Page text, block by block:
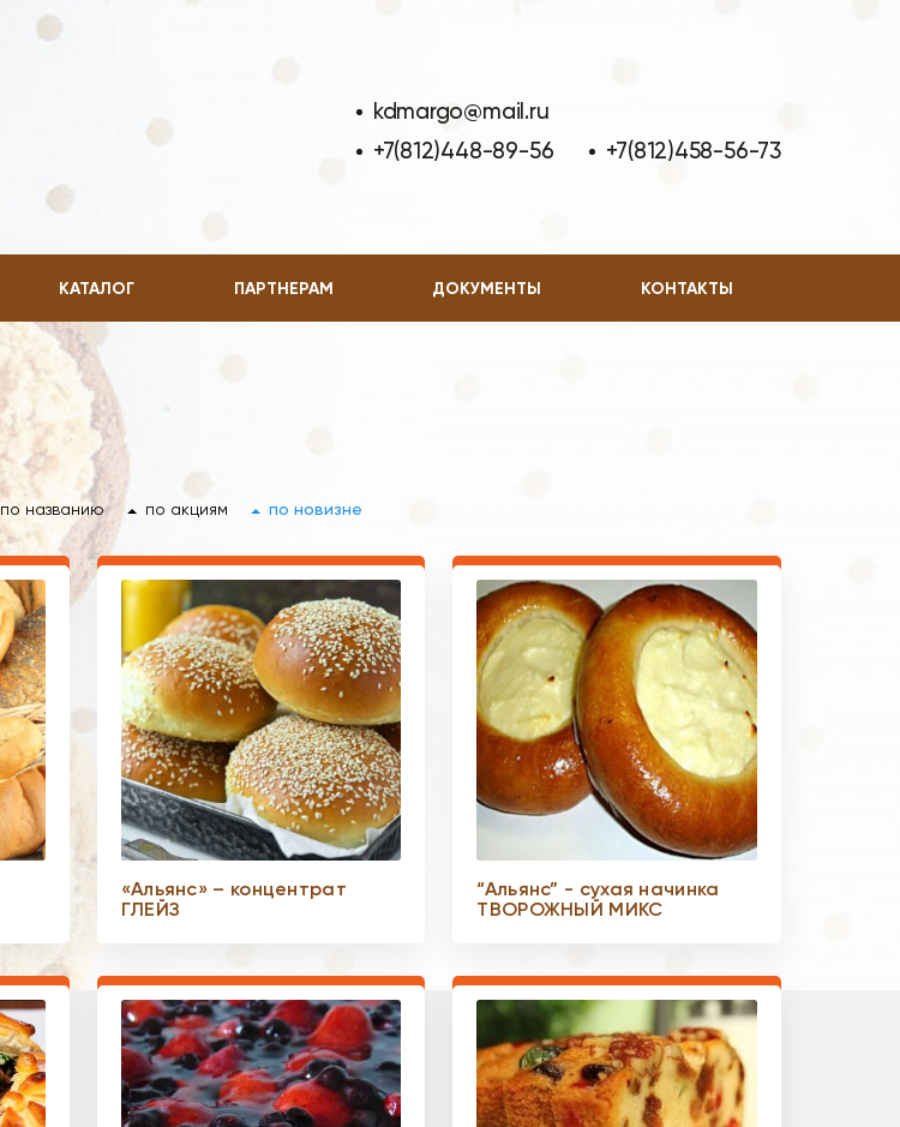
kdmargo@mail.ru
+7(812)448-89-56
+7(812)458-56-73
КАТАЛОГ ПАРТНЕРАМ ДОКУМЕНТЫ КОНТАКТЫ
по названию по акциям по новизне
«Альянс» – концентрат
ГЛЕЙЗ
“Альянс” - сухая начинка
ТВОРОЖНЫЙ МИКС